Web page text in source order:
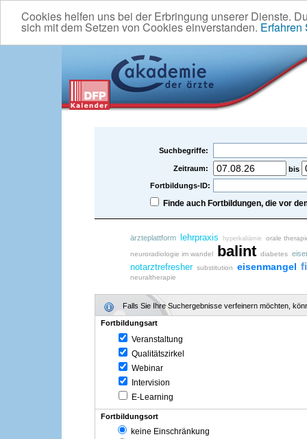
Cookies helfen uns bei der Erbringung unserer Dienste.
sich mit dem Setzen von Cookies einverstanden. Erfahren
Suchbegriffe:
Zeitraum:
bis
Fortbildungs-ID:
Finde auch Fortbildungen, die vor
ärzteplattform lehrpraxis hyperkaliämie orale
neuroradiologie im wandel balint diabetes
notarztrefresher substitution eisenmangel
neuraltherapie
Falls Sie Ihre Suchergebnisse verfeinern möchten,
Fortbildungsart
Veranstaltung
Qualitätszirkel
Webinar
Intervision
E-Learning
Fortbildungsort
keine Einschränkung